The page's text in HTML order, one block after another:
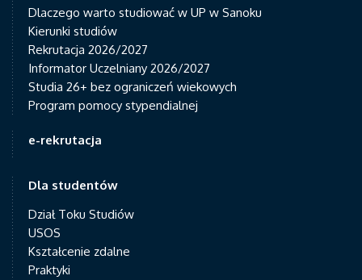
Dlaczego warto studiować w UP w Sanoku
Kierunki studiów
Rekrutacja 2026/2027
Informator Uczelniany 2026/2027
Studia 26+ bez ograniczeń wiekowych
Program pomocy stypendialnej
e-rekrutacja
Dla studentów
Dział Toku Studiów
USOS
Kształcenie zdalne
Praktyki